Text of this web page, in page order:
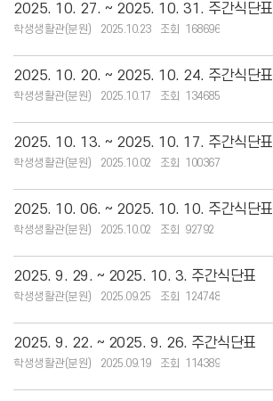
2025. 10. 27. ~ 2025. 10. 31. 주간식단표
학생생활관(분원) 2025.10.23 168696
2025. 10. 20. ~ 2025. 10. 24. 주간식단표
학생생활관(분원) 2025.10.17 134685
2025. 10. 13. ~ 2025. 10. 17. 주간식단표
학생생활관(분원) 2025.10.02 100367
2025. 10. 06. ~ 2025. 10. 10. 주간식단표
학생생활관(분원) 2025.10.02 92792
2025. 9. 29. ~ 2025. 10. 3. 주간식단표
학생생활관(분원) 2025.09.25 124748
2025. 9. 22. ~ 2025. 9. 26. 주간식단표
학생생활관(분원) 2025.09.19 114389